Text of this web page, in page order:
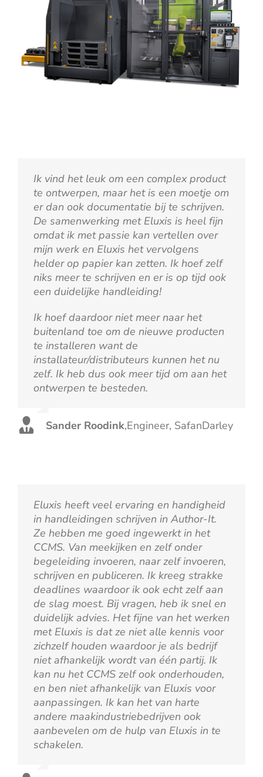
Ik vind het leuk om een complex product
te ontwerpen, maar het is een moetje om
er dan ook documentatie bij te schrijven.
De samenwerking met Eluxis is heel fijn
omdat ik met passie kan vertellen over
mijn werk en Eluxis het vervolgens
helder op papier kan zetten. Ik hoef zelf
niks meer te schrijven en er is op tijd ook
een duidelijke handleiding!
Ik hoef daardoor niet meer naar het
buitenland toe om de nieuwe producten
te installeren want de
installateur/distributeurs kunnen het nu
zelf. Ik heb dus ook meer tijd om aan het
ontwerpen te besteden.
Sander Roodink,Engineer, SafanDarley
Eluxis heeft veel ervaring en handigheid
in handleidingen schrijven in Author-It.
Ze hebben me goed ingewerkt in het
CCMS. Van meekijken en zelf onder
begeleiding invoeren, naar zelf invoeren,
schrijven en publiceren. Ik kreeg strakke
deadlines waardoor ik ook echt zelf aan
de slag moest. Bij vragen, heb ik snel en
duidelijk advies. Het fijne van het werken
met Eluxis is dat ze niet alle kennis voor
zichzelf houden waardoor je als bedrijf
niet afhankelijk wordt van één partij. Ik
kan nu het CCMS zelf ook onderhouden,
en ben niet afhankelijk van Eluxis voor
aanpassingen. Ik kan het van harte
andere maakindustriebedrijven ook
aanbevelen om de hulp van Eluxis in te
schakelen.